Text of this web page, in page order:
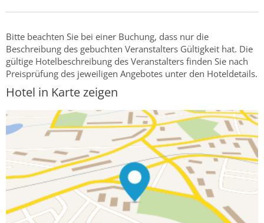
Bitte beachten Sie bei einer Buchung, dass nur die
Beschreibung des gebuchten Veranstalters Gültigkeit hat. Die
gültige Hotelbeschreibung des Veranstalters finden Sie nach
Preisprüfung des jeweiligen Angebotes unter den Hoteldetails.
Hotel in Karte zeigen